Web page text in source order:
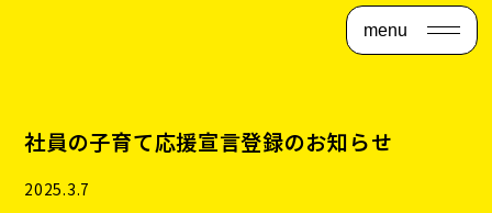
menu
社員の子育て応援宣言登録のお知らせ
2025.3.7